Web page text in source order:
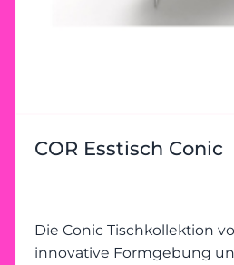
COR Esstisch Conic
Die Conic Tischkollektion
innovative Formgebung